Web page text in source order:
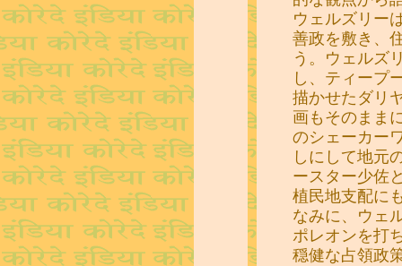
ウェルズリー
善政を敷き、
う。ウェルズ
し、ティープ
描かせたダリ
画もそのまま
のシェーカー
しにして地元
ースター少佐
植民地支配に
なみに、ウェ
ポレオンを打
穏健な占領政